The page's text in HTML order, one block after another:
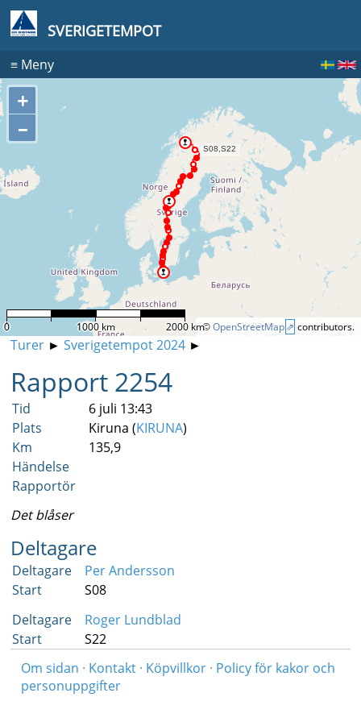
SVERIGETEMPOT
≡Meny
+
–
©OpenStreetMap contributors.
0 1000 km 2000 km
Turer► Sverigetempot 2024►
Rapport 2254
Tid
6 juli 13:43
Plats
Kiruna (KIRUNA)
Km
135,9
Händelse
Rapportör
Det blåser
Deltagare
Deltagare
Per Andersson
Start
S08
Deltagare
Roger Lundblad
Start
S22
Om sidan · Kontakt· Köpvillkor· Policy för kakor och
personuppgifter